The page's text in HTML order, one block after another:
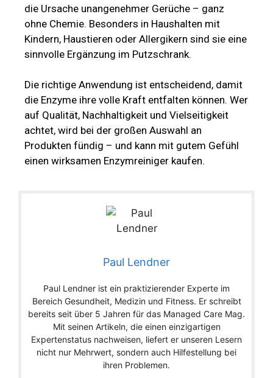
die Ursache unangenehmer Gerüche – ganz
ohne Chemie. Besonders in Haushalten mit
Kindern, Haustieren oder Allergikern sind sie eine
sinnvolle Ergänzung im Putzschrank.
Die richtige Anwendung ist entscheidend, damit
die Enzyme ihre volle Kraft entfalten können. Wer
auf Qualität, Nachhaltigkeit und Vielseitigkeit
achtet, wird bei der großen Auswahl an
Produkten fündig – und kann mit gutem Gefühl
einen wirksamen Enzymreiniger kaufen.
Paul Lendner
Paul Lendner ist ein praktizierender Experte im
Bereich Gesundheit, Medizin und Fitness. Er schreibt
bereits seit über 5 Jahren für das Managed Care Mag.
Mit seinen Artikeln, die einen einzigartigen
Expertenstatus nachweisen, liefert er unseren Lesern
nicht nur Mehrwert, sondern auch Hilfestellung bei
ihren Problemen.